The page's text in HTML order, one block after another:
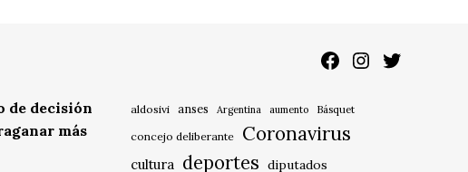
Facebook
Instagram
Twitter
de decisión
más
aldosivi anses Argentina aumento
Básquet
concejo deliberante
Coronavirus
cultura deportes diputados